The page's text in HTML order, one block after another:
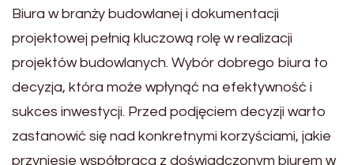
Biura w branży budowlanej i dokumentacji
projektowej pełnią kluczową rolę w realizacji
projektów budowlanych. Wybór dobrego biura to
decyzja, która może wpłynąć na efektywność i
sukces inwestycji. Przed podjęciem decyzji warto
zastanowić się nad konkretnymi korzyściami, jakie
przyniesie współpraca z doświadczonym biurem w